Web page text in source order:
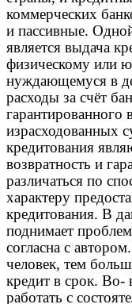
коммерческих
и пассивные.
является выдача
физическому или
нуждающемуся в
расходы за счёт
гарантированного
израсходованных
кредитования
возвратность и
различаться по
характеру
кредитования. В
поднимает
согласна с
человек, тем
кредит в срок. Во-
работать с